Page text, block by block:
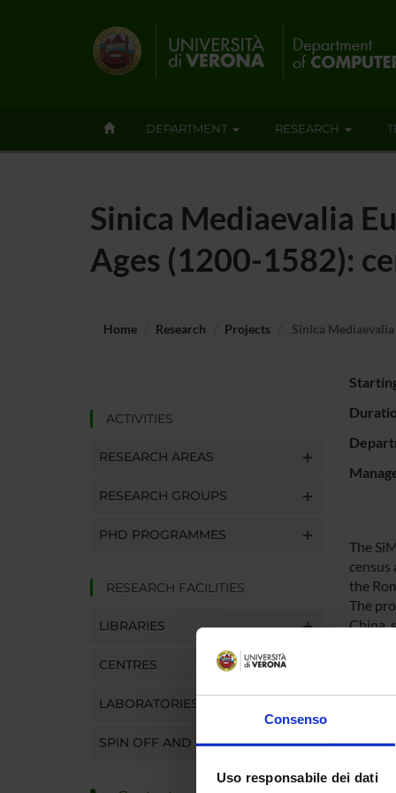
Consenso
Uso responsabile dei dati
DEPARTMENT RESEARCH
Sinica Mediaevalia
Ages (1200-1582):
Home Research Projects Sinica
ACTIVITIES
RESEARCH AREAS
RESEARCH GROUPS
PHD PROGRAMMES
RESEARCH FACILITIES
LIBRARIES
CENTRES
LABORATORIES
SPIN OFF AND COMPANIES
The
the
The
China,
of the
and to